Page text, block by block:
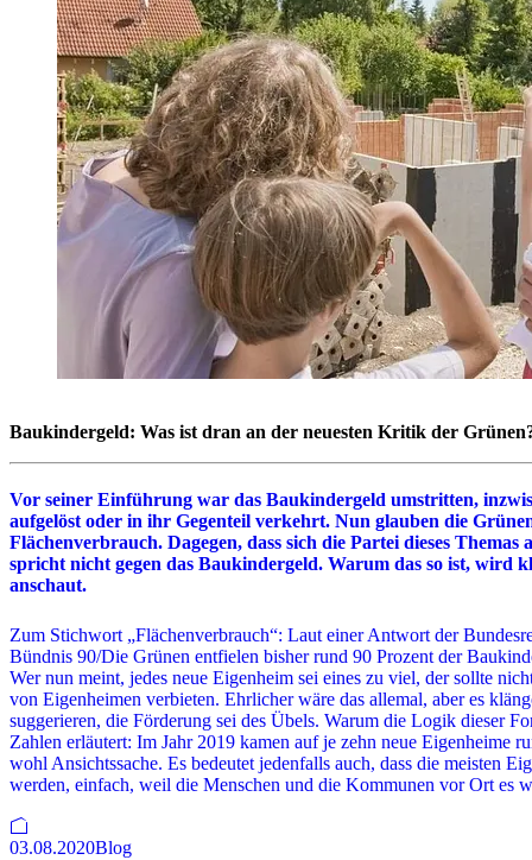
Baukindergeld: Was ist dran an der neuesten Kritik der
Vor seiner Einführung war das Baukindergeld umstritten,
aufgelöst oder in ihr Gegenteil verkehrt. Nun glauben die
Flächenverbrauch. Dagegen, dass sich die Partei dieses
spricht nicht gegen das Baukindergeld. Warum das so ist, wird
anschaut.
Zum Stichwort „Flächenverbrauch“: Laut einer Antwort der
Bündnis 90/Die Grünen entfielen bisher rund 90 Prozent der
Wer nun meint, jedes neue Eigenheim sei eines zu viel, der sollte
von Eigenheimen verbieten. Ehrlicher wäre das allemal, aber es
suggerieren, die Förderung sei des Übels. Warum die Logik dieser
Zahlen erläutert: Im Jahr 2019 kamen auf je zehn neue Eigenheime
wohl Ansichtssache. Es bedeutet jedenfalls auch, dass die meisten
werden, einfach, weil die Menschen und die Kommunen vor Ort es
03.08.2020Blog